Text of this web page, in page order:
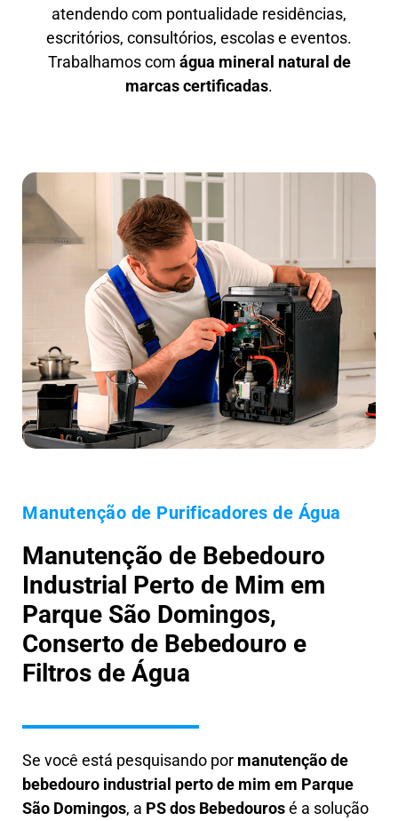
atendendo com pontualidade residências,
escritórios, consultórios, escolas e eventos.
Trabalhamos com água mineral natural de
marcas certificadas.
Manutenção de Purificadores de Água
Manutenção de Bebedouro
Industrial Perto de Mim em
Parque São Domingos,
Conserto de Bebedouro e
Filtros de Água
Se você está pesquisando por manutenção de
bebedouro industrial perto de mim em Parque
São Domingos, a PS dos Bebedourosé a solução